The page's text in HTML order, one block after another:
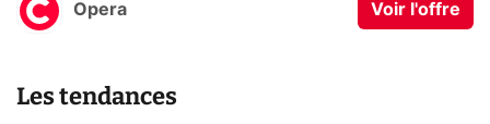
Opera Voir l'offre
Les tendances